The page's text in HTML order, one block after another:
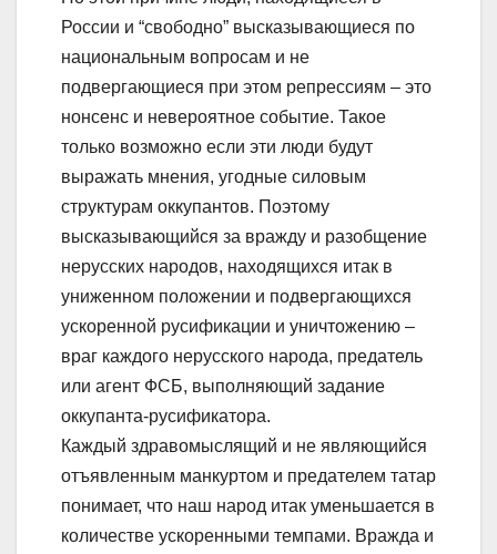
России и “свободно” высказывающиеся по
национальным вопросам и не
подвергающиеся при этом репрессиям – это
нонсенс и невероятное событие. Такое
только возможно если эти люди будут
выражать мнения, угодные силовым
структурам оккупантов. Поэтому
высказывающийся за вражду и разобщение
нерусских народов, находящихся итак в
униженном положении и подвергающихся
ускоренной русификации и уничтожению –
враг каждого нерусского народа, предатель
или агент ФСБ, выполняющий задание
оккупанта-русификатора.
Каждый здравомыслящий и не являющийся
отъявленным манкуртом и предателем татар
понимает, что наш народ итак уменьшается в
количестве ускоренными темпами. Вражда и